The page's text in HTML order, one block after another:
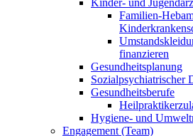
Kinder- und
Familien-
finanzieren
Gesundheitsplanung
Sozialpsychiatrischer
Gesundheitsberufe
Hygiene- und
Engagement (Team)